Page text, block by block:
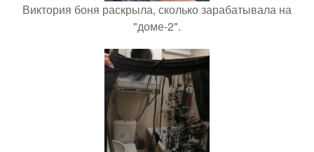
Виктория боня раскрыла, сколько зарабатывала на
"доме-2".